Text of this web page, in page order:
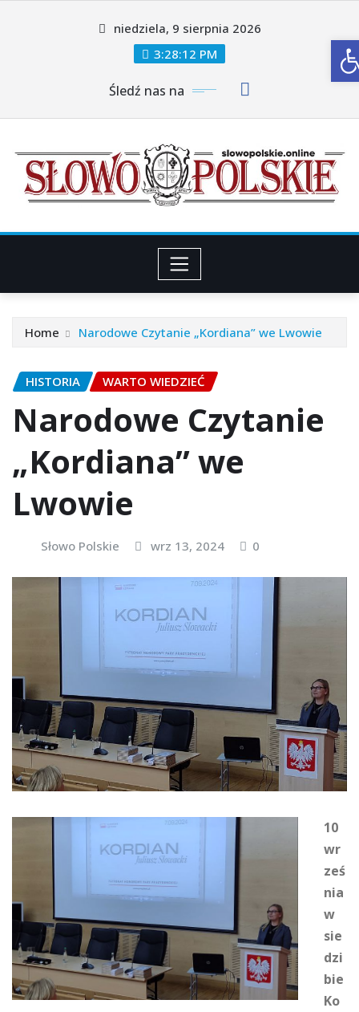
niedziela, 9 sierpnia 2026
3:28:14 PM
Śledź nas na
Home Narodowe Czytanie „Kordiana” we Lwowie
HISTORIA WARTO WIEDZIEĆ
Narodowe Czytanie
„Kordiana” we
Lwowie
Słowo Polskie wrz 13, 2024 0
10
wr
ześ
nia
w
sie
dzi
bie
Ko